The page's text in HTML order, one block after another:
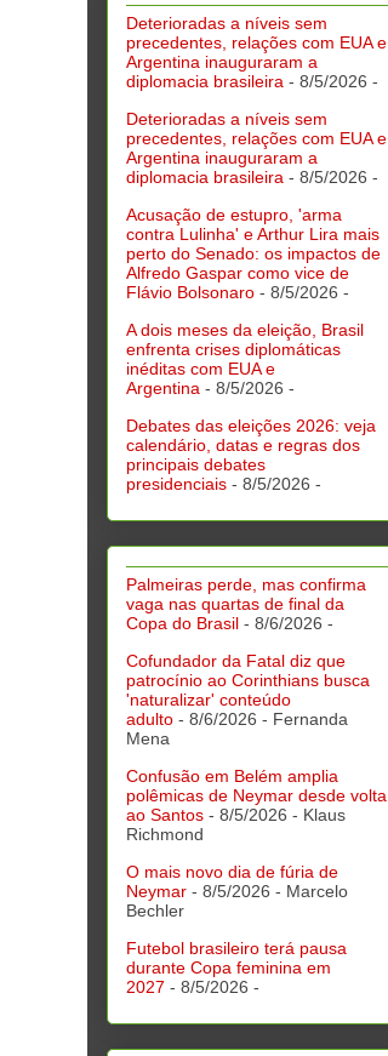
Deterioradas a níveis sem
precedentes, relações com EUA e
Argentina inauguraram a
diplomacia brasileira - 8/5/2026 -
Deterioradas a níveis sem
precedentes, relações com EUA e
Argentina inauguraram a
diplomacia brasileira - 8/5/2026 -
Acusação de estupro, 'arma
contra Lulinha' e Arthur Lira mais
perto do Senado: os impactos de
Alfredo Gaspar como vice de
Flávio Bolsonaro - 8/5/2026 -
A dois meses da eleição, Brasil
enfrenta crises diplomáticas
inéditas com EUA e
Argentina - 8/5/2026 -
Debates das eleições 2026: veja
calendário, datas e regras dos
principais debates
presidenciais - 8/5/2026 -
Palmeiras perde, mas confirma
vaga nas quartas de final da
Copa do Brasil - 8/6/2026 -
Cofundador da Fatal diz que
patrocínio ao Corinthians busca
'naturalizar' conteúdo
adulto - 8/6/2026 - Fernanda
Mena
Confusão em Belém amplia
polêmicas de Neymar desde volta
ao Santos - 8/5/2026 - Klaus
Richmond
O mais novo dia de fúria de
Neymar - 8/5/2026 - Marcelo
Bechler
Futebol brasileiro terá pausa
durante Copa feminina em
2027 - 8/5/2026 -